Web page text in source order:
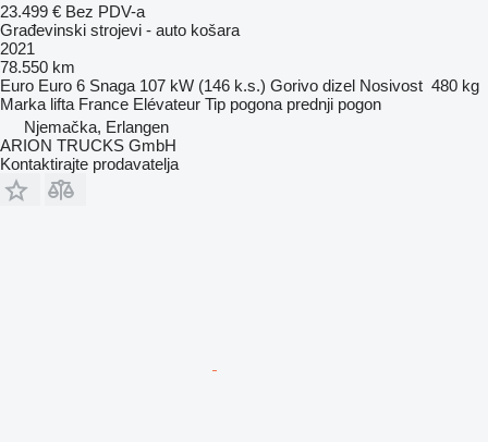
23.499 € Bez PDV-a
Građevinski strojevi - auto košara
2021
78.550 km
Euro Euro 6 Snaga 107 kW (146 k.s.) Gorivo dizel Nosivost 480 kg
Marka lifta France Elévateur Tip pogona prednji pogon
Njemačka, Erlangen
ARION TRUCKS GmbH
Kontaktirajte prodavatelja